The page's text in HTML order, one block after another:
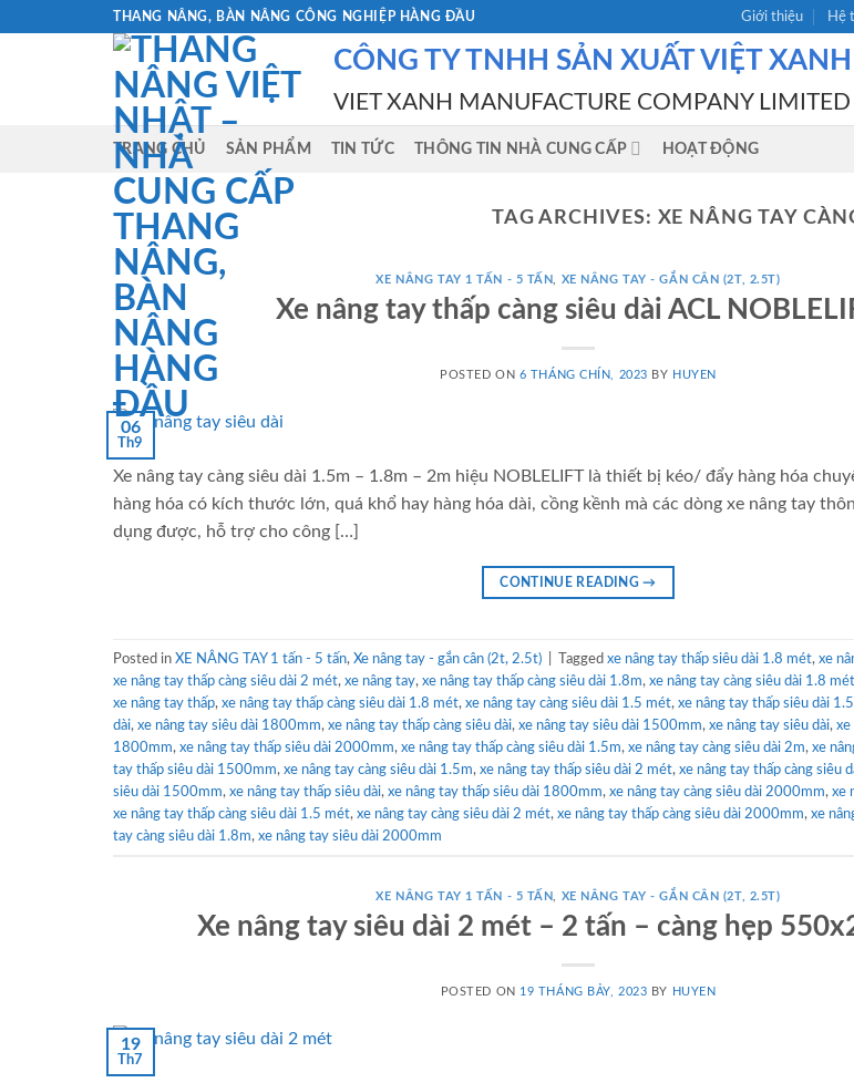
THANG NÂNG, BÀN NÂNG CÔNG NGHIỆP HÀNG ĐẦU Giới thiệu Hệ
CÔNG TY TNHH SẢN XUẤT VIỆT XANH
VIET XANH MANUFACTURE COMPANY LIMITED
TRANG CHỦ SẢN PHẨM TIN TỨC THÔNG TIN NHÀ CUNG CẤP HOẠT ĐỘNG
TAG ARCHIVES: XE NÂNG TAY
XE NÂNG TAY 1 TẤN - 5 TẤN XE NÂNG TAY - GẮN CÂN (2T, 2.5T)
Xe nâng tay thấp càng siêu dài ACL
POSTED ON 6 THÁNG CHÍN, 2023 BY HUYEN
06
Th9
Xe nâng tay càng siêu dài 1.5m – 1.8m – 2m hiệu NOBLELIFT là thiết bị kéo/ đẩy hàng hóa
hàng hóa có kích thước lớn, quá khổ hay hàng hóa dài, cồng kềnh mà các dòng xe nâng tay
dụng được, hỗ trợ cho công […]
CONTINUE READING→
Posted in XE NÂNG TAY 1 tấn - 5 tấn, Xe nâng tay - gắn cân (2t, 2.5t) Tagged xe nâng tay thấp siêu dài 1.8 mét, xe
xe nâng tay thấp càng siêu dài 2 mét, xe nâng tay, xe nâng tay thấp càng siêu dài 1.8m, xe nâng tay càng siêu dài 1.8 mét
xe nâng tay thấp, xe nâng tay thấp càng siêu dài 1.8 mét, xe nâng tay càng siêu dài 1.5 mét, xe nâng tay thấp siêu dài
dài, xe nâng tay siêu dài 1800mm, xe nâng tay thấp càng siêu dài, xe nâng tay siêu dài 1500mm, xe nâng tay siêu dài, xe
1800mm, xe nâng tay thấp siêu dài 2000mm, xe nâng tay thấp càng siêu dài 1.5m, xe nâng tay càng siêu dài 2m, xe
tay thấp siêu dài 1500mm, xe nâng tay càng siêu dài 1.5m, xe nâng tay thấp siêu dài 2 mét, xe nâng tay thấp càng siêu
siêu dài 1500mm, xe nâng tay thấp siêu dài, xe nâng tay thấp siêu dài 1800mm, xe nâng tay càng siêu dài 2000mm, xe
xe nâng tay thấp càng siêu dài 1.5 mét, xe nâng tay càng siêu dài 2 mét, xe nâng tay thấp càng siêu dài 2000mm, xe
tay càng siêu dài 1.8m, xe nâng tay siêu dài 2000mm
XE NÂNG TAY 1 TẤN - 5 TẤN, XE NÂNG TAY - GẮN CÂN (2T, 2.5T)
Xe nâng tay siêu dài 2 mét – 2 tấn – càng hẹp
POSTED ON 19 THÁNG BẢY, 2023 BY HUYEN
19
Th7